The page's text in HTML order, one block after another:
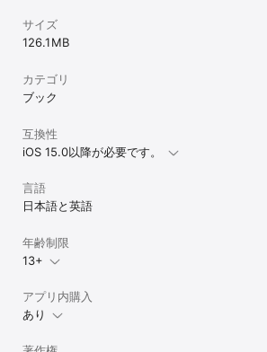
・ＷＩＮＤ　ＢＲＥＡＫＥＲ
・うるわしの宵の月
・薫る花は凛と咲く
◆あなたの好みに合った作品ともっと出会え
「My Home」で読みたい作品の好みを選んで
たにフィットした作品と好きな作品のおトク
楽しみください。
月間プランに登録することにより、毎月1回定
ができます。一定期間の継続で作品購入時に
でき、よりお得にピッコマを楽しむことができ
時に月額利用料の決済が行われます。
※月間プランを登録しなくても、ピッコマをお
※購入後のお支払いはお使いのApple ID（
サイズ
126.1 MB
カテゴリ
ブック
互換性
iOS 15.0以降が必要です。
言語
日本語と英語
年齢制限
13+
アプリ内購入
あり